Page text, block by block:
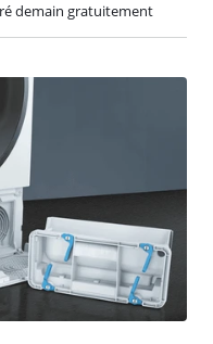
demain gratuitement